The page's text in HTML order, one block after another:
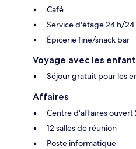
Café
Service d'étage 24 h/24
Épicerie fine/snack bar
Voyage avec les
Séjour gratuit pour les
Affaires
Centre d'affaires ouvert
12 salles de réunion
Poste informatique